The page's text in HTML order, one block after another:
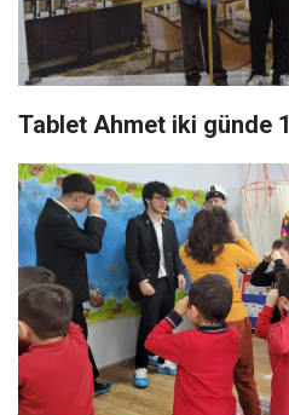
Tablet Ahmet iki günde